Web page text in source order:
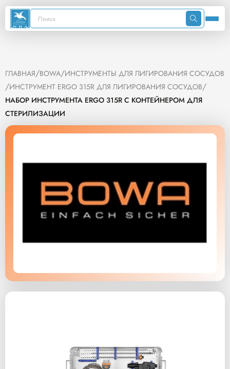
ГЛАВНАЯ/BOWA/ИНСТРУМЕНТЫ ДЛЯ ЛИГИРОВАНИЯ СОСУДОВ
/ИНСТРУМЕНТ ERGO 315R ДЛЯ ЛИГИРОВАНИЯ СОСУДОВ/
НАБОР ИНСТРУМЕНТА ERGO 315R С КОНТЕЙНЕРОМ ДЛЯ
СТЕРИЛИЗАЦИИ